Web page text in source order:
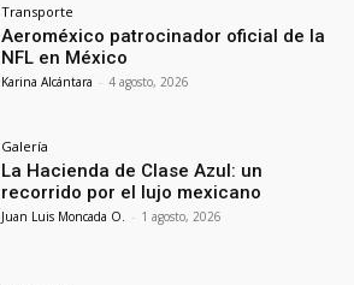
Transporte
Aeroméxico patrocinador oficial de la
NFL en México
Karina Alcántara - 4 agosto, 2026
Galería
La Hacienda de Clase Azul: un
recorrido por el lujo mexicano
Juan Luis Moncada O. - 1 agosto, 2026